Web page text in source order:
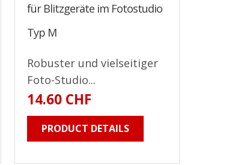
für Blitzgeräte im Fotostudio
Typ M
Robuster und vielseitiger
Foto-Studio...
14.60 CHF
PRODUCT DETAILS